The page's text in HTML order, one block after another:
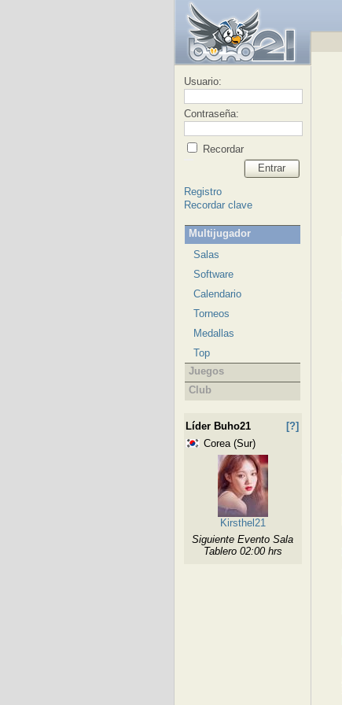
Usuario:
Contraseña:
Recordar
Entrar
Registro
Recordar clave
Multijugador
Salas
Software
Calendario
Torneos
Medallas
Top
Juegos
Club
Líder Buho21
[?]
Corea (Sur)
Kirsthel21
Siguiente Evento Sala
Tablero 02:00 hrs